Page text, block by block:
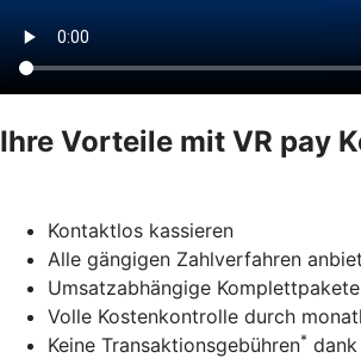
Ihre Vorteile mit VR pay
Kontaktlos kassieren
Alle gängigen Zahlverfahren
Umsatzabhängige
Volle Kostenkontrolle durch
Keine Transaktionsgebühren*